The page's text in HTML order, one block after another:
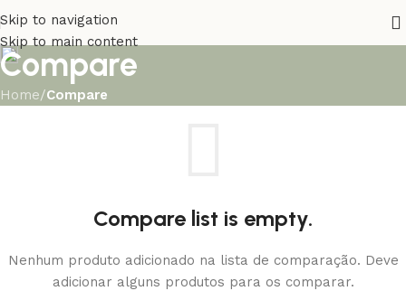
Skip to navigation
Skip to main content
Compare
Home/Compare
Compare list is empty.
Nenhum produto adicionado na lista de comparação. Deve
adicionar alguns produtos para os comparar.